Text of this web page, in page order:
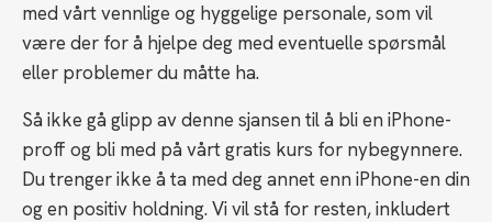
med vårt vennlige og hyggelige personale, som vil
være der for å hjelpe deg med eventuelle spørsmål
eller problemer du måtte ha.
Så ikke gå glipp av denne sjansen til å bli en iPhone-
proff og bli med på vårt gratis kurs for nybegynnere.
Du trenger ikke å ta med deg annet enn iPhone-en din
og en positiv holdning. Vi vil stå for resten, inkludert